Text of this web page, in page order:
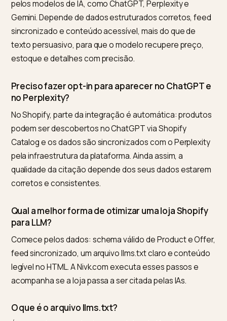
sustenta a citação. Otimização para LLM, no fim, é
disciplina de dados: quem mantém tudo correto e
atualizado é quem a IA recomenda.
inicia toda a relação de CLV, a estruturação dos
está emCLV e clubes de assinatura na busca por IA
Perguntas frequentes (FAQ)
O que é otimização para LLM no Shopify?
pelos modelos de IA, como ChatGPT, Perplexity e
Gemini. Depende de dados estruturados corretos,
sincronizado e conteúdo acessível, mais do que de
texto persuasivo, para que o modelo recupere preço,
estoque e detalhes com precisão.
Preciso fazer opt-in para aparecer no
no Perplexity?